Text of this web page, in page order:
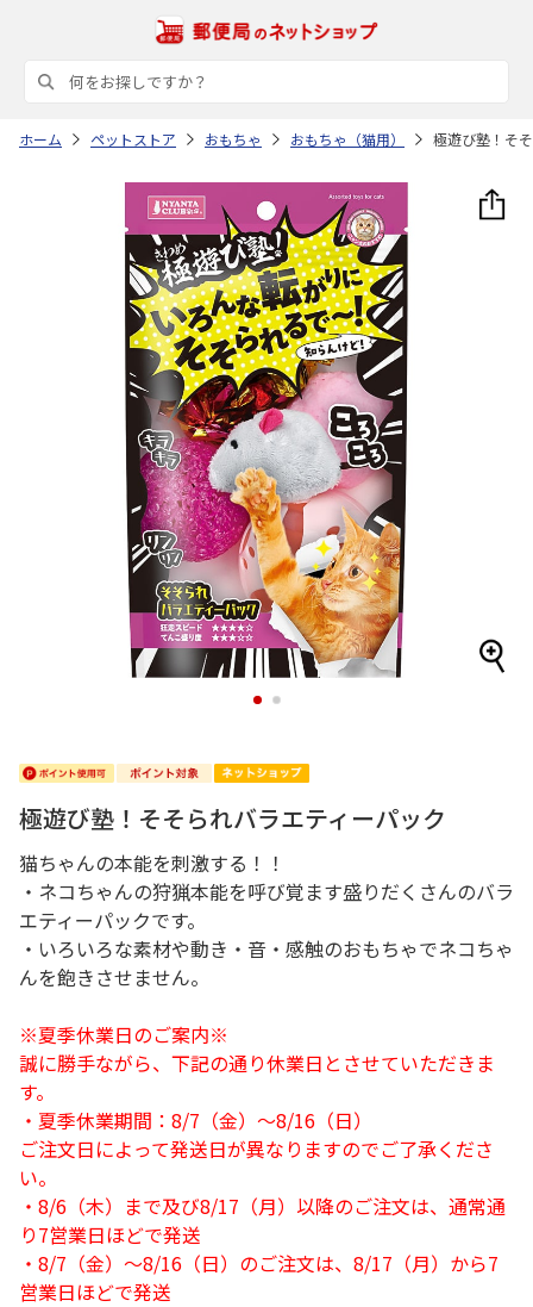
ホーム ペットストア おもちゃ おもちゃ（猫用） 極遊び塾！そ
1 2
極遊び塾！そそられバラエティーパック
猫ちゃんの本能を刺激する！！
・ネコちゃんの狩猟本能を呼び覚ます盛りだくさんのバラ
エティーパックです。
・いろいろな素材や動き・音・感触のおもちゃでネコちゃ
んを飽きさせません。
※夏季休業日のご案内※
誠に勝手ながら、下記の通り休業日とさせていただきま
す。
・夏季休業期間：8/7（金）～8/16（日）
ご注文日によって発送日が異なりますのでご了承くださ
い。
・8/6（木）まで及び8/17（月）以降のご注文は、通常通
り7営業日ほどで発送
・8/7（金）～8/16（日）のご注文は、8/17（月）から7
営業日ほどで発送